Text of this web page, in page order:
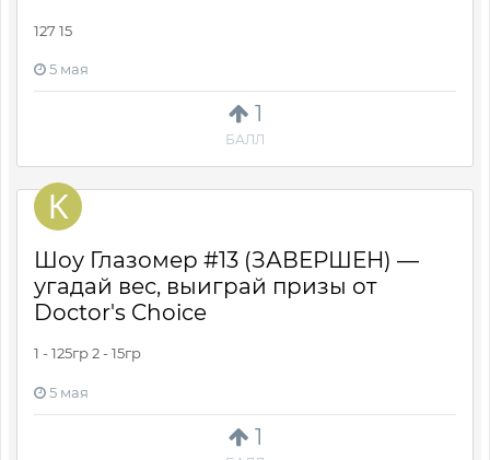
1
БАЛЛ
127 15
5 мая
1
Шоу Глазомер #13 (ЗАВЕРШЕН) —
угадай вес, выиграй призы от
Doctor's Choice
1 - 125гр 2 - 15гр
5 мая